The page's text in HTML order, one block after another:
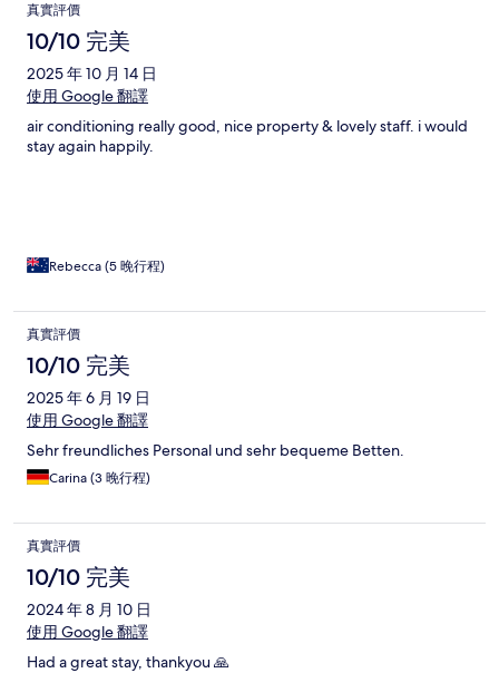
真實評價
10/10 完美
2025 年 10 月 14 日
使用 Google 翻譯
air conditioning really good, nice property & lovely staff. i would
stay again happily.
Rebecca (5 晚行程)
真實評價
10/10 完美
2025 年 6 月 19 日
使用 Google 翻譯
Sehr freundliches Personal und sehr bequeme Betten.
Carina (3 晚行程)
真實評價
10/10 完美
2024 年 8 月 10 日
使用 Google 翻譯
Had a great stay, thankyou 🙏